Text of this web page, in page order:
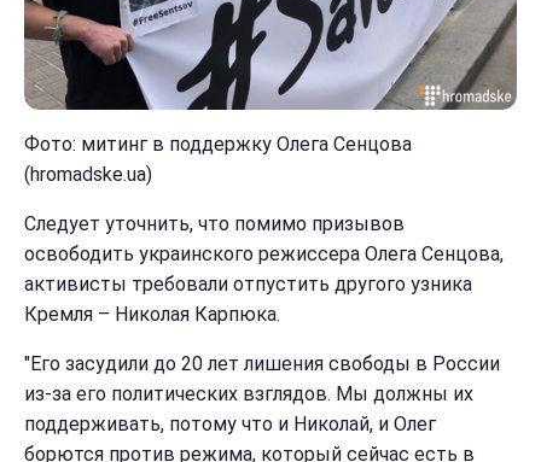
Фото: митинг в поддержку Олега Сенцова
(hromadske.ua)
Следует уточнить, что помимо призывов
освободить украинского режиссера Олега Сенцова,
активисты требовали отпустить другого узника
Кремля – Николая Карпюка.
"Его засудили до 20 лет лишения свободы в России
из-за его политических взглядов. Мы должны их
поддерживать, потому что и Николай, и Олег
борются против режима, который сейчас есть в